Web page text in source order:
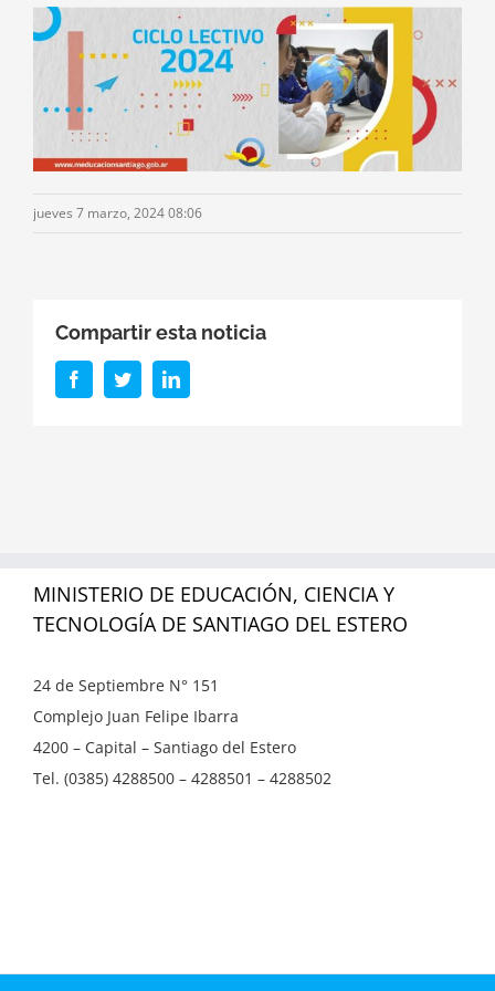
jueves 7 marzo, 2024 08:06
Compartir esta noticia
FacebookTwitterLinkedIn
MINISTERIO DE EDUCACIÓN, CIENCIA Y
TECNOLOGÍA DE SANTIAGO DEL ESTERO
24 de Septiembre N° 151
Complejo Juan Felipe Ibarra
4200 – Capital – Santiago del Estero
Tel. (0385) 4288500 – 4288501 – 4288502